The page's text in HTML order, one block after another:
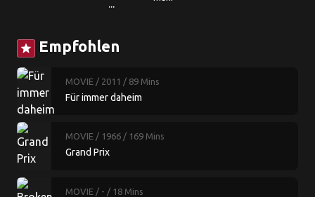
...
star Empfohlen
MOVIE / 2011 / 89 Mins
Für immer daheim
MOVIE / 1966 / 169 Mins
Grand Prix
MOVIE / - / 18 Mins